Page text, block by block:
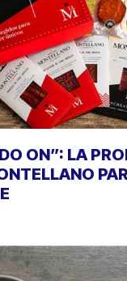
ON”: LA